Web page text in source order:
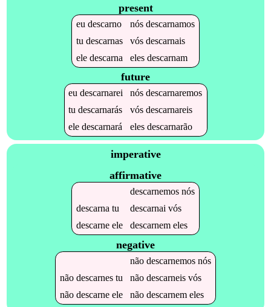
present
eu descarno nós descarnamos
tu descarnas vós descarnais
ele descarna eles descarnam
future
eudescarnarei nósdescarnaremos
tudescarnarás vósdescarnareis
eledescarnará elesdescarnarão
imperative
affirmative
descarnemosnós
descarna tu descarnai vós
descarneele descarnemeles
negative
não descarnemosnós
não descarnestu não descarneisvós
não descarneele não descarnemeles